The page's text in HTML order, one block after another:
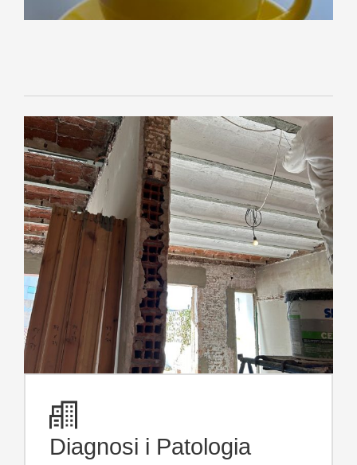
Diagnosi i Patologia